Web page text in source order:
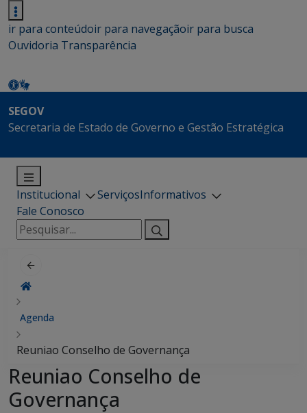
ir para conteúdoir para navegaçãoir para busca
Ouvidoria Transparência
SEGOV
Secretaria de Estado de Governo e Gestão Estratégica
Institucional ServiçosInformativos
Fale Conosco
Pesquisar
por:
Agenda
Reuniao Conselho de Governança
Reuniao Conselho de
Governança